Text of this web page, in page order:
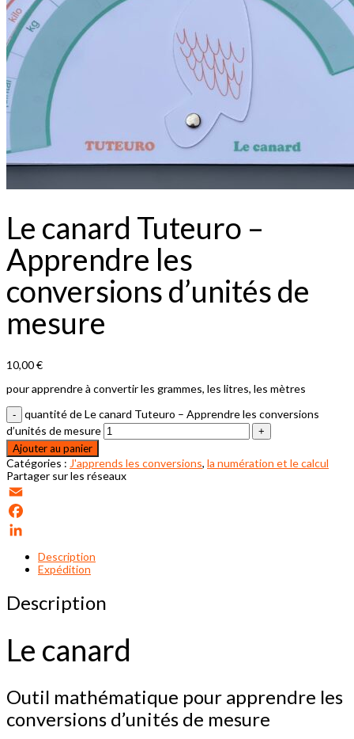
Le canard Tuteuro –
Apprendre les
conversions d’unités de
mesure
10,00€
pour apprendre à convertir les grammes, les litres, les mètres
quantité de Le canard Tuteuro – Apprendre les conversions
d’unités de mesure
Ajouter au panier
Catégories : J'apprends les conversions, la numération et le calcul
Partager sur les réseaux
Email
Facebook
Description
Expédition
Description
Le canard
Outil mathématique pour apprendre les
conversions d’unités de mesure